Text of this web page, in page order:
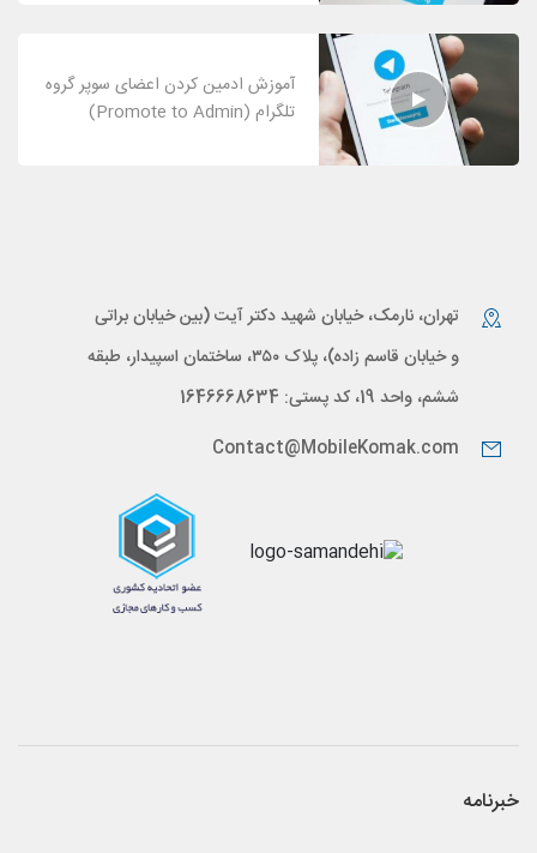
آموزش ادمین کردن اعضای سوپر گروه
تلگرام (Promote to Admin)
تهران، نارمک، خیابان شهید دکتر آیت (بین خیابان براتی
و خیابان قاسم زاده)، پلاک ۳۵۰، ساختمان اسپیدار، طبقه
ششم، واحد 19، کد پستی: 1646668634
Contact@MobileKomak.com
خبرنامه